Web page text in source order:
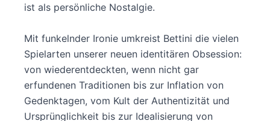
ist als persönliche Nostalgie.
Mit funkelnder Ironie umkreist Bettini die vielen
Spielarten unserer neuen identitären Obsession:
von wiederentdeckten, wenn nicht gar
erfundenen Traditionen bis zur Inflation von
Gedenktagen, vom Kult der Authentizität und
Ursprünglichkeit bis zur Idealisierung von